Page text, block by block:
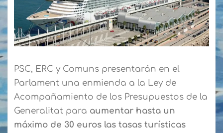
PSC, ERC y Comuns presentarán en el
Parlament una enmienda a la Ley de
Acompañamiento de los Presupuestos de la
Generalitat para aumentar hasta un
máximo de 30 euros las tasas turísticas